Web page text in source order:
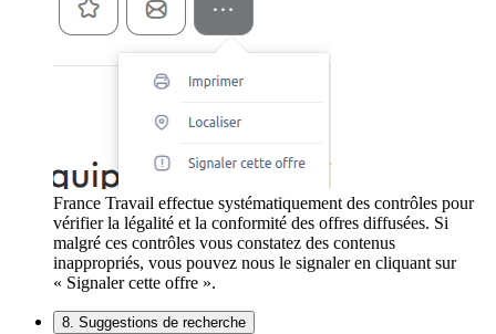
France Travail effectue systématiquement des contrôles pour
vérifier la légalité et la conformité des offres diffusées. Si
malgré ces contrôles vous constatez des contenus
inappropriés, vous pouvez nous le signaler en cliquant sur
« Signaler cette offre ».
8. Suggestions de recherche